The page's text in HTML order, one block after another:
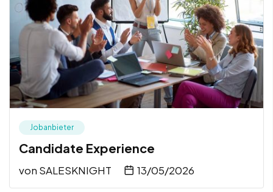
Jobanbieter
Candidate Experience
von SALESKNIGHT 13/05/2026